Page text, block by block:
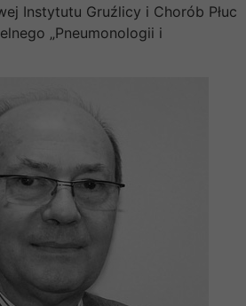
Instytutu Gruźlicy i Chorób Płuc
„Pneumonologii i